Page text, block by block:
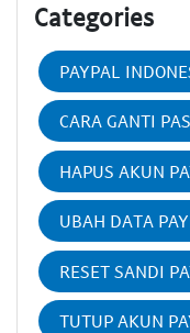
Categories
PAYPAL
CARA GANTI
HAPUS AKUN
UBAH DATA
RESET SANDI
TUTUP AKUN